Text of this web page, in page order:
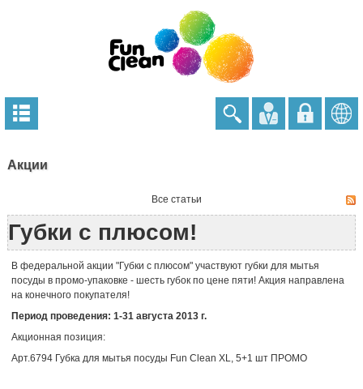
Акции
Все статьи
Губки с плюсом!
В федеральной акции "Губки с плюсом" участвуют губки для мытья
посуды в промо-упаковке - шесть губок по цене пяти! Акция направлена
на конечного покупателя!
Период проведения: 1-31 августа 2013 г.
Акционная позиция:
Арт.6794 Губка для мытья посуды Fun Clean XL, 5+1 шт ПРОМО